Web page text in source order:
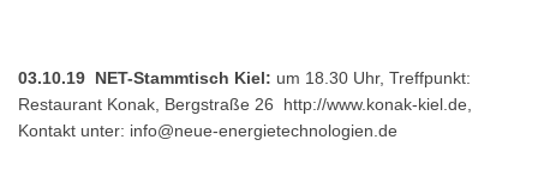
03.10.19 NET-Stammtisch Kiel: um 18.30 Uhr, Treffpunkt:
Restaurant Konak, Bergstraße 26 http://www.konak-kiel.de
Kontakt unter: info@neue-energietechnologien.de